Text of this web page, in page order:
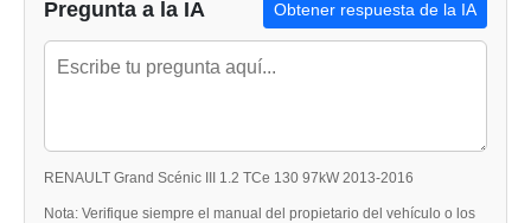
Pregunta a la IA Obtener respuesta de la IA
RENAULT Grand Scénic III 1.2 TCe 130 97kW 2013-2016
Nota: Verifique siempre el manual del propietario del vehículo o los